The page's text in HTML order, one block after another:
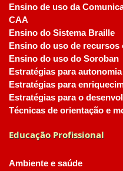
Ensino de uso da
CAA
Ensino do Sistema Braille
Ensino do uso de
Ensino do uso do Soroban
Estratégias para
Estratégias para
Estratégias para o
Técnicas de orientação e
Educação Profissional
Ambiente e saúde